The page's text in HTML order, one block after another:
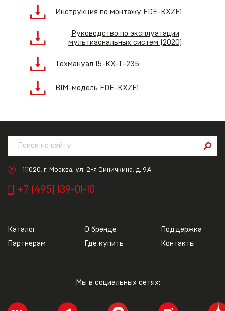
Инструкция по монтажу FDE-KXZE1
Руководство по эксплуатации
мультизональных систем (2020)
Техмануал 15-KX-T-235
BIM-модель FDE-KXZE1
111020, г. Москва, ул. 2-я Синичкина, д. 9А
+7 (495) 139-01-10
Каталог О бренде
Поддержка
Партнерам
Где купить Контакты
Мы в социальных сетях: